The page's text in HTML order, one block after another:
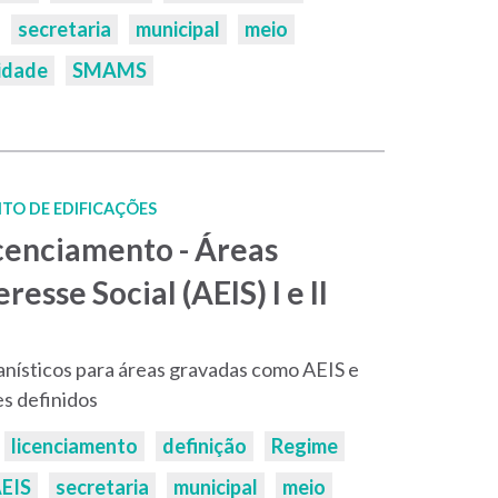
secretaria municipal
meio
SMAMS
DE EDIFICAÇÕES
- Áreas
Social (AEIS) I e II
para áreas gravadas como AEIS e
definidos
licenciamento
definição
Regime
secretaria municipal meio